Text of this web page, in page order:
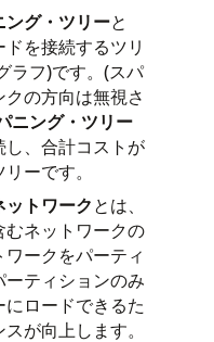
ング・ツリーと
を接続するツリ
ラフ)です。(スパ
の方向は無視さ
ニング・ツリー
し、合計コストが
ーです。
トワークとは、
ネットワークの
ークをパーティ
ティションのみ
ロードできるた
が向上します。